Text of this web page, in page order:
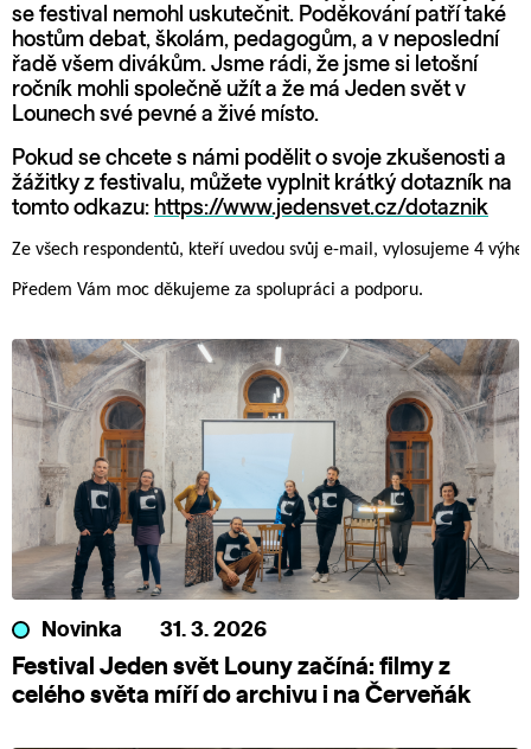
se festival nemohl uskutečnit. Poděkování patří také
hostům debat, školám, pedagogům, a v neposlední
řadě všem divákům. Jsme rádi, že jsme si letošní
ročník mohli společně užít a že má Jeden svět v
Lounech své pevné a živé místo.
Pokud se chcete s námi podělit o svoje zkušenosti a
žážitky z festivalu, můžete vyplnit krátký dotazník na
tomto odkazu: https://www.jedensvet.cz/dotaznik
Ze všech respondentů, kteří uvedou svůj e-mail, vylosujeme 4
Předem Vám moc děkujeme za spolupráci a podporu.
Novinka 31. 3. 2026
Festival Jeden svět Louny začíná: filmy z
celého světa míří do archivu i na Červeňák